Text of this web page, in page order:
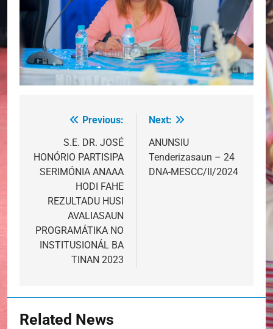
navigation
Previous:
S.E. DR. JOSÉ
HONÓRIO PARTISIPA
SERIMÓNIA ANAAA
HODI FAHE
REZULTADU HUSI
AVALIASAUN
PROGRAMÁTIKA NO
INSTITUSIONÁL BA
TINAN 2023
Next:
ANUNSIU
Tenderizasaun – 24
DNA-MESCC/II/2024
Related News